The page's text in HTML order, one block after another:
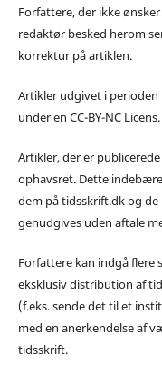
Forfattere, der ikke
redaktør besked herom
korrektur på artiklen.
Artikler udgivet i perioden
under en CC-BY-NC Licens.
Artikler, der er
ophavsret. Dette
dem på tidsskrift.dk og
genudgives uden aftale
Forfattere kan indgå flere
eksklusiv distribution af
(f.eks. sende det til et
med en anerkendelse af
tidsskrift.